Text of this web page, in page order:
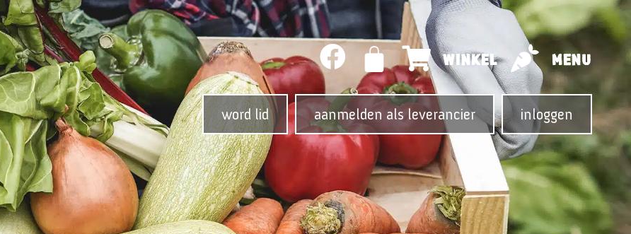
WINKEL MENU
word lid aanmelden als leverancier inloggen